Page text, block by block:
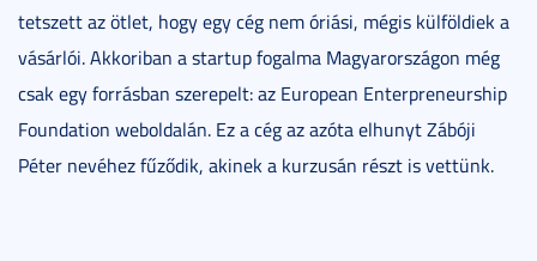
tetszett az ötlet, hogy egy cég nem óriási, mégis külföldiek a
vásárlói. Akkoriban a startup fogalma Magyarországon még
csak egy forrásban szerepelt: az European Enterpreneurship
Foundation weboldalán. Ez a cég az azóta elhunyt Zábóji
Péter nevéhez fűződik, akinek a kurzusán részt is vettünk.